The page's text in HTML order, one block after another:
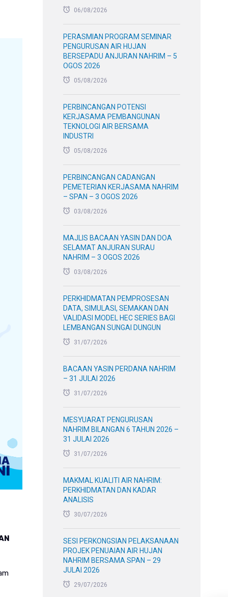
06/08/2026
PERASMIAN PROGRAM SEMINAR
PENGURUSAN AIR HUJAN
BERSEPADU ANJURAN NAHRIM – 5
OGOS 2026
05/08/2026
PERBINCANGAN POTENSI
KERJASAMA PEMBANGUNAN
TEKNOLOGI AIR BERSAMA
INDUSTRI
05/08/2026
PERBINCANGAN CADANGAN
PEMETERIAN KERJASAMA NAHRIM
– SPAN – 3 OGOS 2026
03/08/2026
MAJLIS BACAAN YASIN DAN DOA
SELAMAT ANJURAN SURAU
NAHRIM – 3 OGOS 2026
03/08/2026
PERKHIDMATAN PEMPROSESAN
DATA, SIMULASI, SEMAKAN DAN
VALIDASI MODEL HEC SERIES BAGI
LEMBANGAN SUNGAI DUNGUN
31/07/2026
BACAAN YASIN PERDANA NAHRIM
– 31 JULAI 2026
31/07/2026
MESYUARAT PENGURUSAN
NAHRIM BILANGAN 6 TAHUN 2026 –
31 JULAI 2026
31/07/2026
MAKMAL KUALITI AIR NAHRIM:
PERKHIDMATAN DAN KADAR
ANALISIS
30/07/2026
SESI PERKONGSIAN PELAKSANAAN
PROJEK PENUAIAN AIR HUJAN
NAHRIM BERSAMA SPAN – 29
JULAI 2026
29/07/2026